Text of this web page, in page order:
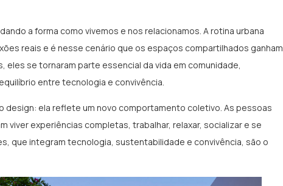
a forma como vivemos e nos relacionamos. A rotina urbana
reais e é nesse cenário que os espaços compartilhados ganham
eles se tornaram parte essencial da vida em comunidade,
entre tecnologia e convivência.
design: ela reflete um novo comportamento coletivo. As pessoas
viver experiências completas, trabalhar, relaxar, socializar e se
que integram tecnologia, sustentabilidade e convivência, são o